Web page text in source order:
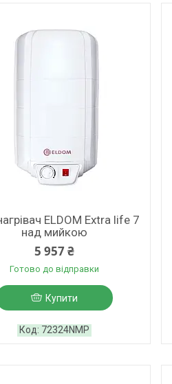
ELDOM Extra life 7
над мийкою
5 957 ₴
Готово до відправки
Купити
72324NMP